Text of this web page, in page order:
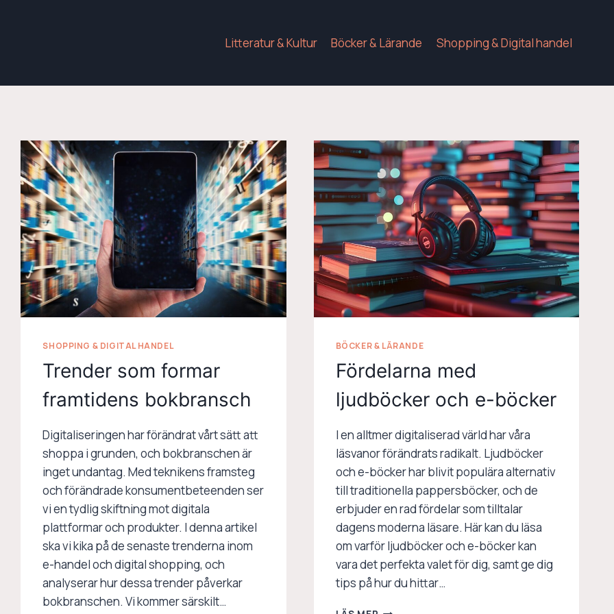
Litteratur & Kultur Böcker & Lärande Shopping & Digital handel
SHOPPING & DIGITAL HANDEL
Trender som formar
framtidens bokbransch
Digitaliseringen har förändrat vårt sätt att
shoppa i grunden, och bokbranschen är
inget undantag. Med teknikens framsteg
och förändrade konsumentbeteenden ser
vi en tydlig skiftning mot digitala
plattformar och produkter. I denna artikel
ska vi kika på de senaste trenderna inom
e-handel och digital shopping, och
analyserar hur dessa trender påverkar
bokbranschen. Vi kommer särskilt…
BÖCKER & LÄRANDE
Fördelarna med
ljudböcker och e-böcker
I en alltmer digitaliserad värld har våra
läsvanor förändrats radikalt. Ljudböcker
och e-böcker har blivit populära alternativ
till traditionella pappersböcker, och de
erbjuder en rad fördelar som tilltalar
dagens moderna läsare. Här kan du läsa
om varför ljudböcker och e-böcker kan
vara det perfekta valet för dig, samt ge dig
tips på hur du hittar…
FÖRDELARNA